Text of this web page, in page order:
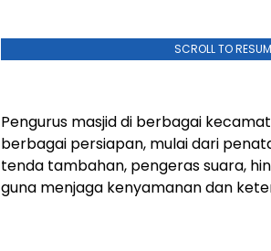
SCROLL TO
Pengurus masjid di berbagai
berbagai persiapan, mulai dari
tenda tambahan, pengeras suara,
guna menjaga kenyamanan dan